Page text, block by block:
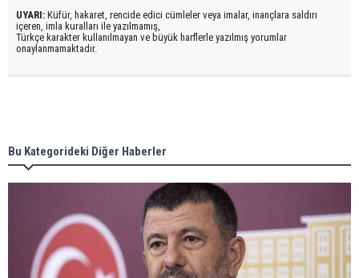
UYARI: Küfür, hakaret, rencide edici cümleler veya imalar, inançlara saldırı
içeren, imla kuralları ile yazılmamış,
Türkçe karakter kullanılmayan ve büyük harflerle yazılmış yorumlar
onaylanmamaktadır.
Bu Kategorideki Diğer Haberler